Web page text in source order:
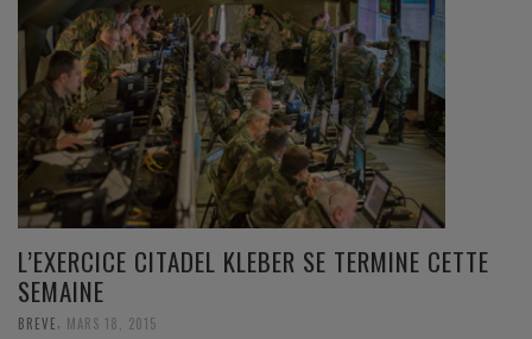
L’EXERCICE CITADEL KLEBER SE TERMINE CETTE
SEMAINE
BREVE MARS 18, 2015